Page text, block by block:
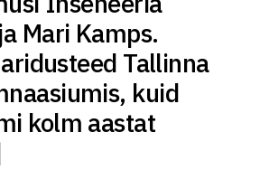
Mari Kamps.
Tallinna
kuid
kolm aastat